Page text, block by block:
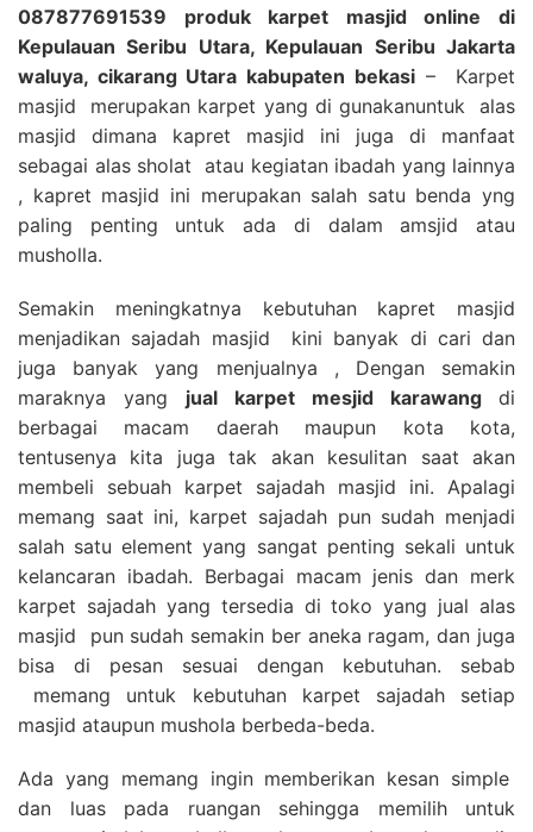
087877691539 produk karpet masjid online di
Kepulauan Seribu Utara, Kepulauan Seribu Jakarta
waluya, cikarang Utara kabupaten bekasi– Karpet
masjid merupakan karpet yang di gunakanuntuk alas
masjid dimana kapret masjid ini juga di manfaat
sebagai alas sholat atau kegiatan ibadah yang lainnya
, kapret masjid ini merupakan salah satu benda yng
paling penting untuk ada di dalam amsjid atau
musholla.
Semakin meningkatnya kebutuhan kapret masjid
menjadikan sajadah masjid kini banyak di cari dan
juga banyak yang menjualnya , Dengan semakin
maraknya yang jual karpet mesjid karawang di
berbagai macam daerah maupun kota kota,
tentusenya kita juga tak akan kesulitan saat akan
membeli sebuah karpet sajadah masjid ini. Apalagi
memang saat ini, karpet sajadah pun sudah menjadi
salah satu element yang sangat penting sekali untuk
kelancaran ibadah. Berbagai macam jenis dan merk
karpet sajadah yang tersedia di toko yang jual alas
masjid pun sudah semakin ber aneka ragam, dan juga
bisa di pesan sesuai dengan kebutuhan. sebab
memang untuk kebutuhan karpet sajadah setiap
masjid ataupun mushola berbeda-beda.
Ada yang memang ingin memberikan kesan simple
dan luas pada ruangan sehingga memilih untuk